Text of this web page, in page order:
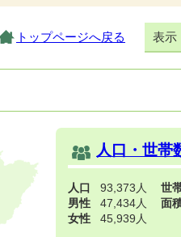
トップページへ戻る 表示
人口・世帯
人口
93,373人
男性
47,434人
女性
45,939人
世
面